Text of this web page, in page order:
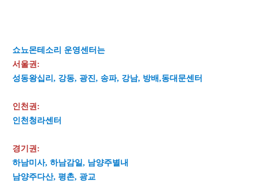
쇼뇨몬테소리 운영센터는
서울권:
성동왕십리, 강동, 광진, 송파, 강남, 방배,동대문센터
인천권:
인천청라센터
경기권:
하남미사, 하남감일, 남양주별내
남양주다산, 평촌, 광교